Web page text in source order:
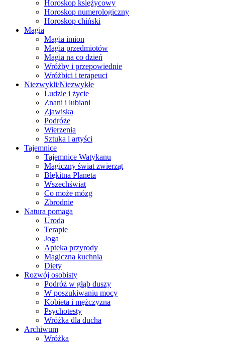
Horoskop księżycowy
Horoskop numerologiczny
Horoskop chiński
Magia
Magia imion
Magia przedmiotów
Magia na co dzień
Wróżby i przepowiednie
Wróżbici i terapeuci
Niezwykli/Niezwykłe
Ludzie i życie
Znani i lubiani
Zjawiska
Podróże
Wierzenia
Sztuka i artyści
Tajemnice
Tajemnice Watykanu
Magiczny świat zwierząt
Błękitna Planeta
Wszechświat
Co może mózg
Zbrodnie
Natura pomaga
Uroda
Terapie
Joga
Apteka przyrody
Magiczna kuchnia
Diety
Rozwój osobisty
Podróż w głąb duszy
W poszukiwaniu mocy
Kobieta i mężczyzna
Psychotesty
Wróżka dla ducha
Archiwum
Wróżka